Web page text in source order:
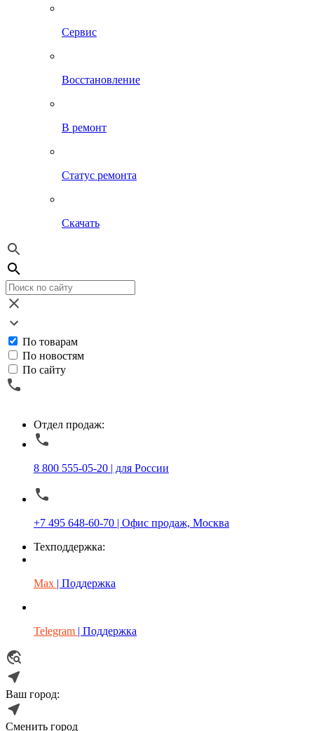
Сервис
Восстановление
В ремонт
Статус ремонта
Скачать
По товарам
По новостям
По сайту
Отдел продаж:
8 800 555-05-20 | для России
+7 495 648-60-70 | Офис продаж, Москва
Техподдержка:
Max | Поддержка
Telegram | Поддержка
Ваш город:
Сменить город